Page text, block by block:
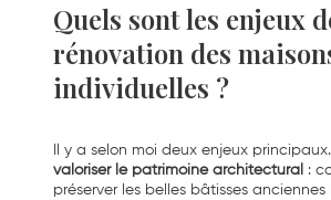
Quels sont les enjeux
rénovation des
individuelles ?
Il y a selon moi deux enjeux
valoriser le patrimoine architectural :
préserver les belles bâtisses